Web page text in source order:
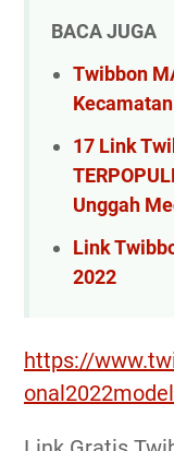
BACA JUGA
Twibbon
17 Link
Unggah
Link
2022
https://